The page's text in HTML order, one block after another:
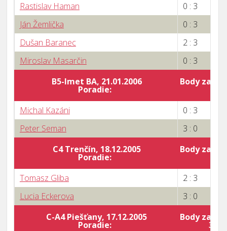
Rastislav Haman
0 : 3
Ján Žemlička
0 : 3
Dušan Baranec
2 : 3
Miroslav Masarčin
0 : 3
B5-Imet BA, 21.01.2006
Poradie:
Body za
Michal Kazáni
0 : 3
Peter Seman
3 : 0
C4 Trenčín, 18.12.2005
Poradie:
Body za
Tomasz Gliba
2 : 3
Lucia Eckerova
3 : 0
C-A4 Piešťany, 17.12.2005
Poradie:
Body za
34